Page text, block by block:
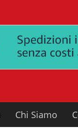
Chi Siamo